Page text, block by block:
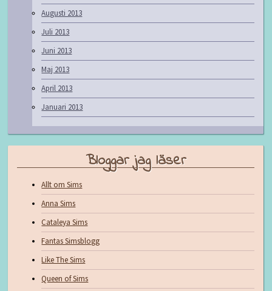
Augusti 2013
Juli 2013
Juni 2013
Maj 2013
April 2013
Januari 2013
Bloggar jag läser
Allt om Sims
Anna Sims
Cataleya Sims
Fantas Simsblogg
Like The Sims
Queen of Sims